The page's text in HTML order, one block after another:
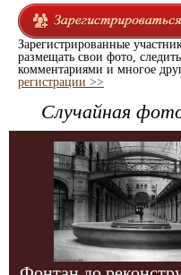
Зарегистрированные
размещать свои фото,
комментариями и многое
регистрации >>
Случайная